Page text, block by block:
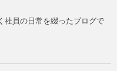
社員の日常を綴ったブログで